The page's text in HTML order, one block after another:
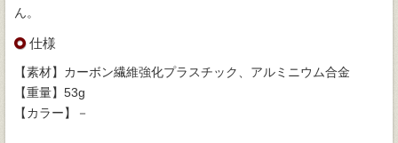
ん。
仕様
【素材】カーボン繊維強化プラスチック、アルミニウム合金
【重量】53g
【カラー】－